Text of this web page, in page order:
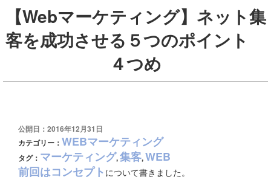
【Webマーケティング】ネット集
客を成功させる５つのポイント
４つめ
公開日：2016年12月31日
カテゴリー： WEBマーケティング
タグ： マーケティング,集客,WEB
前回はコンセプト について書きました。